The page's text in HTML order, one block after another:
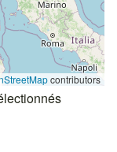
contributors